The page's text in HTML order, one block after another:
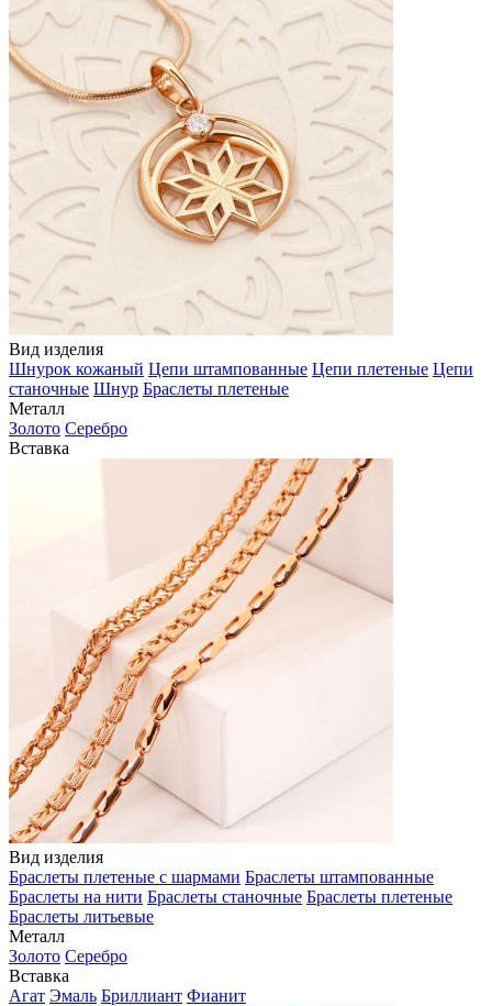
Вид изделия
Шнурок кожаный Цепи штампованные Цепи плетеные Цепи
станочные Шнур Браслеты плетеные
Металл
Золото Серебро
Вставка
Вид изделия
Браслеты плетеные с шармами Браслеты штампованные
Браслеты на нити Браслеты станочные Браслеты плетеные
Браслеты литьевые
Металл
Золото Серебро
Вставка
Агат Эмаль Бриллиант Фианит